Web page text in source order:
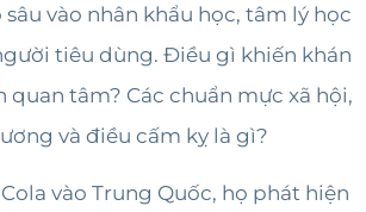
sâu vào nhân khẩu học, tâm lý học
tiêu dùng. Điều gì khiến khán
quan tâm? Các chuẩn mực xã hội,
và điều cấm kỵ là gì?
vào Trung Quốc, họ phát hiện